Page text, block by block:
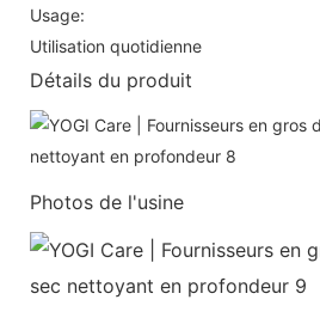
Usage:
Utilisation quotidienne
Détails du produit
Photos de l'usine